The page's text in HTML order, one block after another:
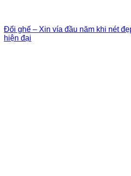
Đổi ghế – Xin vía đầu năm khi nét
hiện đại